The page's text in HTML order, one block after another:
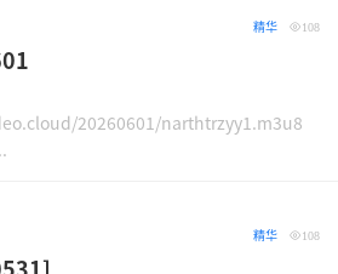
108
精华
20260601/narthtrzyy1.m3u8
108
精华